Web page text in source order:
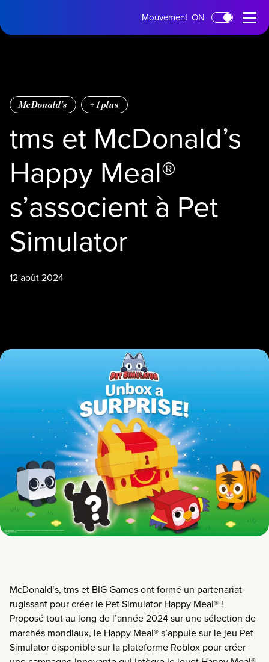
Menu
ouvert
Mouvement ON
tms et McDonald’s
Happy Meal®
s’associent à Pet
Simulator
McDonald's +1plus
12 août 2024
McDonald’s, tms et BIG Games ont formé un partenariat
rugissant pour créer le Pet Simulator Happy Meal® !
Proposé tout au long de l’année 2024 sur une sélection de
marchés mondiaux, le Happy Meal®s’appuie sur le jeu Pet
Simulator disponible sur la plateforme Roblox pour créer